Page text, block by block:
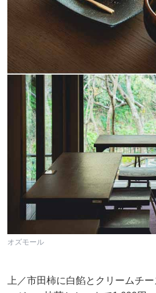
オズモール
上／市田柿に白餡とクリームチ